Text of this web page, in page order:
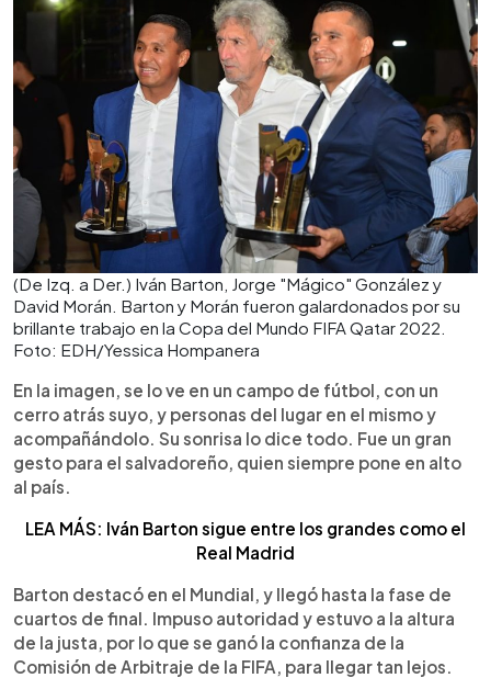
(De Izq. a Der.) Iván Barton, Jorge "Mágico" González y
David Morán. Barton y Morán fueron galardonados por su
brillante trabajo en la Copa del Mundo FIFA Qatar 2022.
Foto: EDH/Yessica Hompanera
En la imagen, se lo ve en un campo de fútbol, con un
cerro atrás suyo, y personas del lugar en el mismo y
acompañándolo. Su sonrisa lo dice todo. Fue un gran
gesto para el salvadoreño, quien siempre pone en alto
al país.
LEA MÁS: Iván Barton sigue entre los grandes como el
Real Madrid
Barton destacó en el Mundial, y llegó hasta la fase de
cuartos de final. Impuso autoridad y estuvo a la altura
de la justa, por lo que se ganó la confianza de la
Comisión de Arbitraje de la FIFA, para llegar tan lejos.